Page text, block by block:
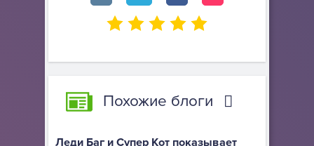
Похожие блоги
Леди Баг и Супер Кот показывает